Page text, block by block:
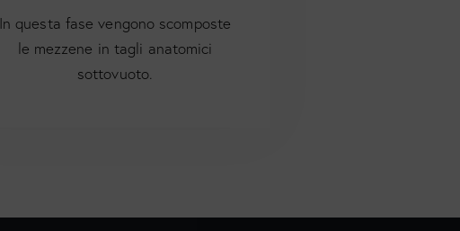
In questa fase vengono scomposte
le mezzene in tagli anatomici
sottovuoto.